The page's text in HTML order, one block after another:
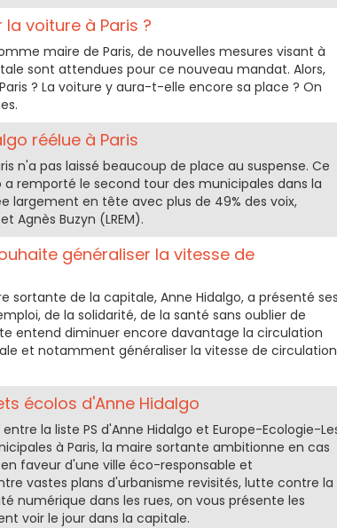
voiture à Paris ?
maire de Paris, de nouvelles mesures visant à
sont attendues pour ce nouveau mandat. Alors,
? La voiture y aura-t-elle encore sa place ? On
réélue à Paris
n'a pas laissé beaucoup de place au suspense. Ce
a remporté le second tour des municipales dans la
largement en tête avec plus de 49% des voix,
Agnès Buzyn (LREM).
généraliser la vitesse de
sortante de la capitale, Anne Hidalgo, a présenté
de la solidarité, de la santé sans oublier de
entend diminuer encore davantage la circulation
et notamment généraliser la vitesse de circulation
écolos d'Anne Hidalgo
la liste PS d'Anne Hidalgo et Europe-Ecologie-
à Paris, la maire sortante ambitionne en cas
faveur d'une ville éco-responsable et
vastes plans d'urbanisme revisités, lutte contre la
numérique dans les rues, on vous présente les
voir le jour dans la capitale.